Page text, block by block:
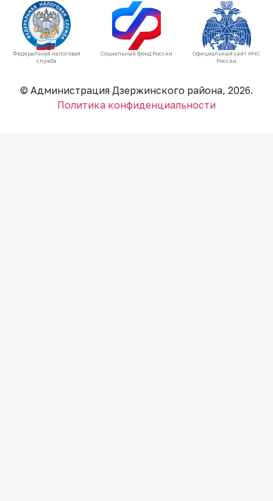
Федеральная налоговая
служба
Социальный фонд России
Официальный сайт МЧС
России
© Администрация Дзержинского района, 2026.
Политика конфиденциальности